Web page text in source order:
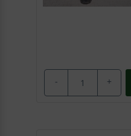
Standorten wie
Den lateinischen
Der Begriff
- +